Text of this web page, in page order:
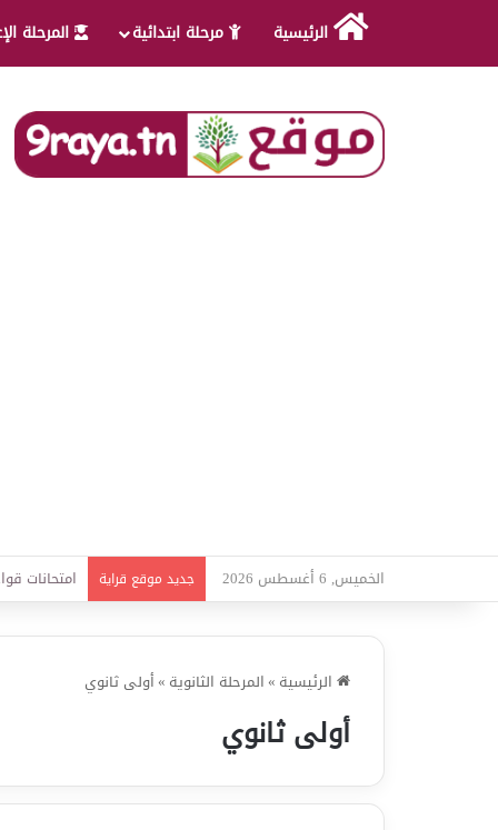
الرئيسية مرحلة ابتدائية المرحلة
الخميس, 6 أغسطس 2026 جديد موقع قراية امتحانات
الرئيسية »المرحلة الثانوية »أولى ثانوي
أولى ثانوي